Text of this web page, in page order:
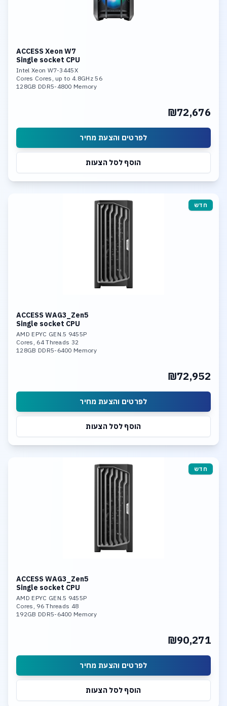
ACCESS Xeon W7
Single socket CPU
Intel Xeon W7-3445X
56 Cores Cores, up to 4.8GHz
128GB DDR5-4800 Memory
Option: 2 U.3 up to 30 TB SSD NVME Linux, 10Gb LAN₪72,676
לפרטים והצעת מחיר
הוסף לסל הצעות
חדש
ACCESS WAG3_Zen5
Single socket CPU
AMD EPYC GEN.5 9455P
32 Cores, 64 Threads
128GB DDR5-6400 Memory
₪72,952
לפרטים והצעת מחיר
הוסף לסל הצעות
חדש
ACCESS WAG3_Zen5
Single socket CPU
AMD EPYC GEN.5 9455P
48 Cores, 96 Threads
192GB DDR5-6400 Memory
₪90,271
לפרטים והצעת מחיר
הוסף לסל הצעות